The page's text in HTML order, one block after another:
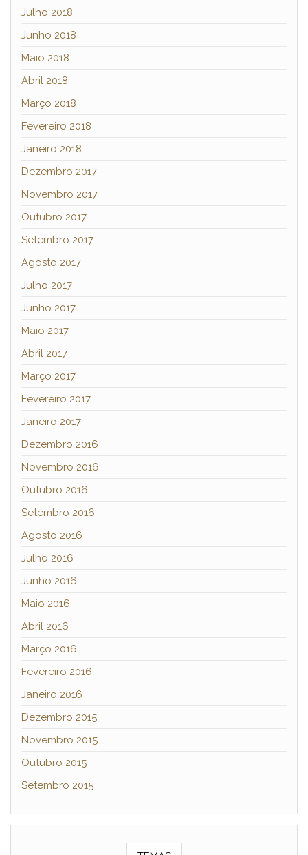
Julho 2018
Junho 2018
Maio 2018
Abril 2018
Março 2018
Fevereiro 2018
Janeiro 2018
Dezembro 2017
Novembro 2017
Outubro 2017
Setembro 2017
Agosto 2017
Julho 2017
Junho 2017
Maio 2017
Abril 2017
Março 2017
Fevereiro 2017
Janeiro 2017
Dezembro 2016
Novembro 2016
Outubro 2016
Setembro 2016
Agosto 2016
Julho 2016
Junho 2016
Maio 2016
Abril 2016
Março 2016
Fevereiro 2016
Janeiro 2016
Dezembro 2015
Novembro 2015
Outubro 2015
Setembro 2015